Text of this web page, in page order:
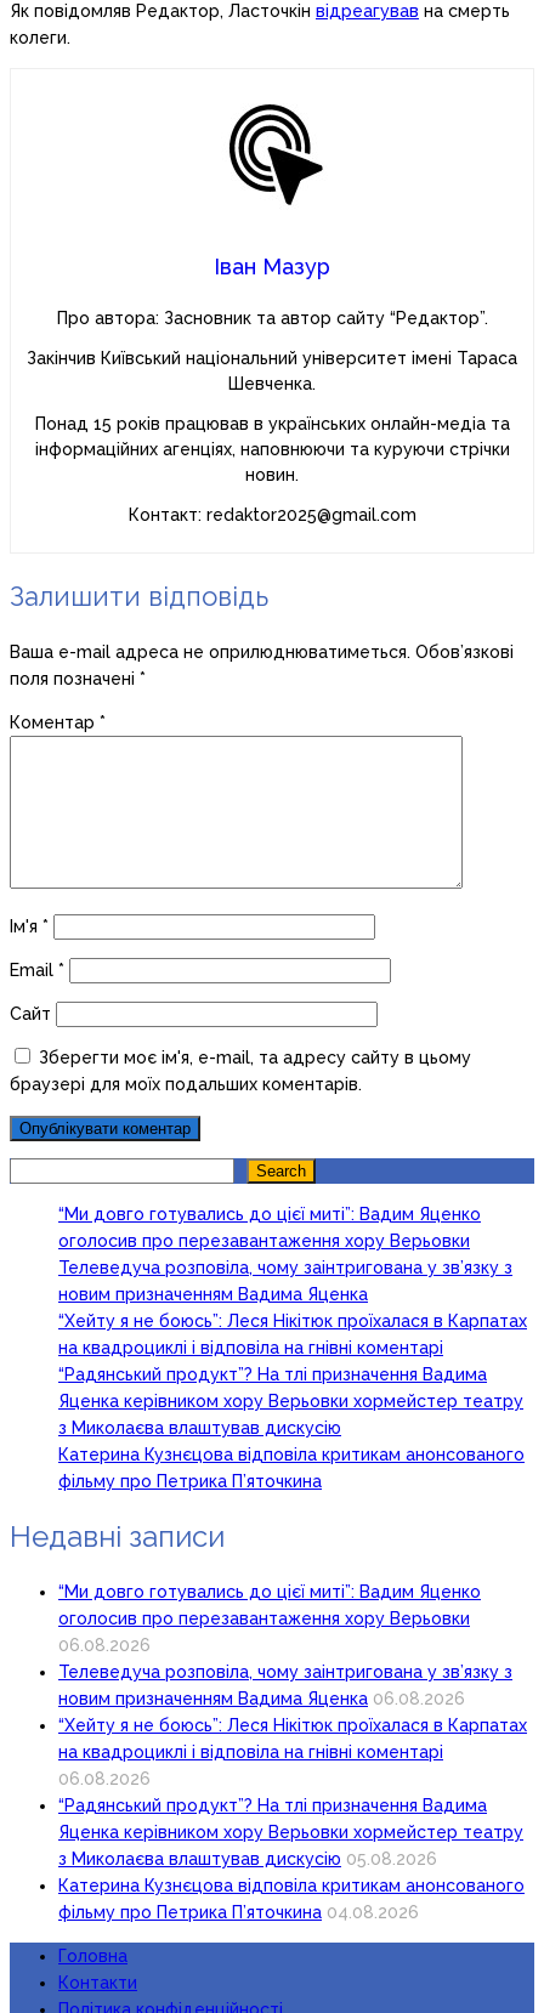
Як повідомляв Редактор, Ласточкін відреагував на смерть
колеги.
Іван Мазур
Про автора: Засновник та автор сайту “Редактор”.
Закінчив Київський національний університет імені Тараса
Шевченка.
Понад 15 років працював в українських онлайн-медіа та
інформаційних агенціях, наповнюючи та куруючи стрічки
новин.
Контакт: redaktor2025@gmail.com
Залишити відповідь
Ваша e-mail адреса не оприлюднюватиметься. Обов’язкові
поля позначені *
Коментар *
Ім'я *
Email *
Сайт
Зберегти моє ім'я, e-mail, та адресу сайту в цьому
браузері для моїх подальших коментарів.
Search
“Ми довго готувались до цієї миті”: Вадим Яценко
оголосив про перезавантаження хору Верьовки
Телеведуча розповіла, чому заінтригована у зв’язку з
новим призначенням Вадима Яценка
“Хейту я не боюсь”: Леся Нікітюк проїхалася в Карпатах
на квадроциклі і відповіла на гнівні коментарі
“Радянський продукт”? На тлі призначення Вадима
Яценка керівником хору Верьовки хормейстер театру
з Миколаєва влаштував дискусію
Катерина Кузнєцова відповіла критикам анонсованого
фільму про Петрика П’яточкина
Недавні записи
“Ми довго готувались до цієї миті”: Вадим Яценко
оголосив про перезавантаження хору Верьовки
06.08.2026
Телеведуча розповіла, чому заінтригована у зв’язку з
новим призначенням Вадима Яценка 06.08.2026
“Хейту я не боюсь”: Леся Нікітюк проїхалася в Карпатах
на квадроциклі і відповіла на гнівні коментарі
06.08.2026
“Радянський продукт”? На тлі призначення Вадима
Яценка керівником хору Верьовки хормейстер театру
з Миколаєва влаштував дискусію 05.08.2026
Катерина Кузнєцова відповіла критикам анонсованого
фільму про Петрика П’яточкина 04.08.2026
Головна
Контакти